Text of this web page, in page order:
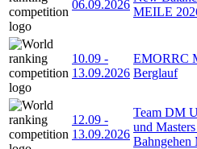
06.09.2026
MEILE
10.09 -
13.09.2026
EMORRC
Berglauf
12.09 -
13.09.2026
Team DM
und
Bahngehen